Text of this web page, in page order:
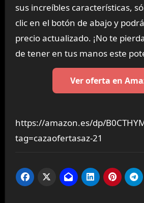
sus increíbles características,
clic en el botón de abajo y
precio actualizado. ¡No te
de tener en tus manos este
Ver oferta en
https://amazon.es/dp/
tag=cazaofertasaz-21